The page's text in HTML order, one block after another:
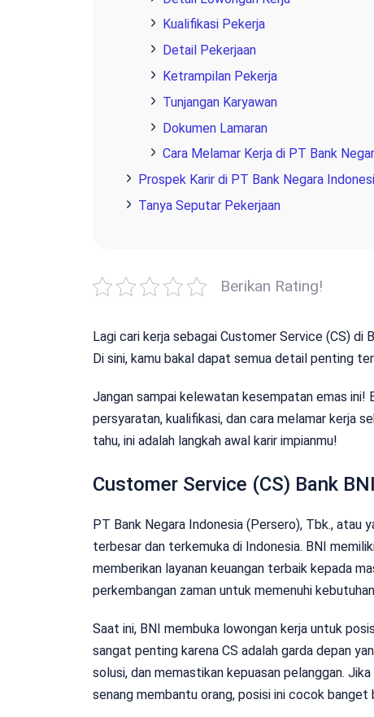
Kualifikasi Pekerja
Detail Pekerjaan
Ketrampilan Pekerja
Tunjangan Karyawan
Dokumen Lamaran
Cara Melamar Kerja di PT Bank
Prospek Karir di PT Bank Negara
Tanya Seputar Pekerjaan
Berikan Rating!
Lagi cari kerja sebagai Customer Service (CS)
Di sini, kamu bakal dapat semua detail penting
Jangan sampai kelewatan kesempatan emas ini!
persyaratan, kualifikasi, dan cara melamar kerja
tahu, ini adalah langkah awal karir impianmu!
Customer Service (CS) Bank
PT Bank Negara Indonesia (Persero), Tbk., atau
terbesar dan terkemuka di Indonesia. BNI
memberikan layanan keuangan terbaik kepada
perkembangan zaman untuk memenuhi
Saat ini, BNI membuka lowongan kerja untuk
sangat penting karena CS adalah garda depan
solusi, dan memastikan kepuasan pelanggan.
senang membantu orang, posisi ini cocok banget